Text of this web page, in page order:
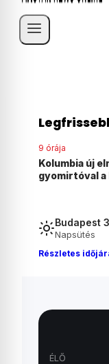
10 órája
Agyonvert
magyar fiú
Budapest
Napsütés
Részletes
ÉLŐ